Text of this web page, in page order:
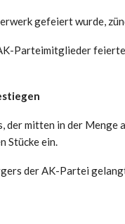
gefeiert wurde,
Parteimitglieder
der mitten in der
Stücke ein.
der AK-Partei